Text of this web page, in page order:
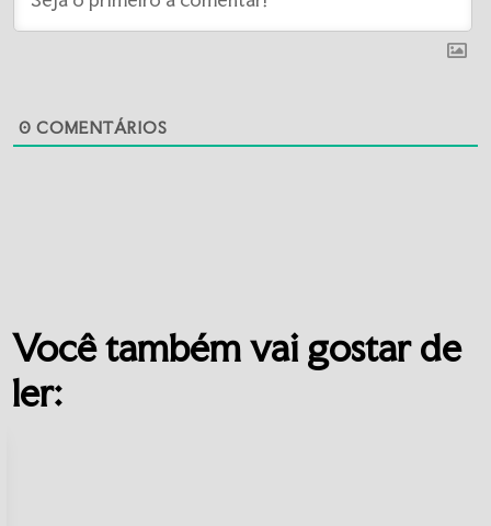
0 COMENTÁRIOS
Você também vai gostar de
ler: